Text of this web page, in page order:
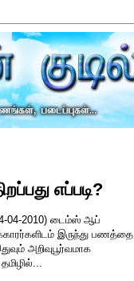
எப்படி?
04-2010) டைம்ஸ் ஆப்
இருந்து பணத்தை
அறிவுபூர்வமாக